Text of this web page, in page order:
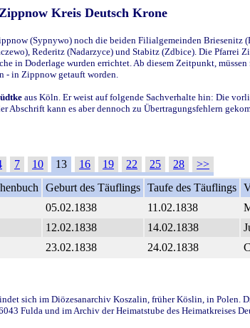
Kreis Deutsch Krone
(Sypnywo) noch die beiden Filialgemeinden
Rederitz (Nadarzyce) und Stabitz (Zdbice). Die
in Doderlage wurden errichtet. Ab diesem Zeitpunkt,
- in Zippnow getauft worden.
aus Köln. Er weist auf folgende Sachverhalte hin: Die
kann es aber dennoch zu Übertragungsfehlern
7 10 13 16 19 22 25 28
>>
Geburt des Täuflings Taufe des Täuflings
05.02.1838 11.02.1838
12.02.1838 14.02.1838
23.02.1838 24.02.1838
sich im Diözesanarchiv Koszalin, früher Köslin, in
Fulda und im Archiv der Heimatstube des Heimatkreises